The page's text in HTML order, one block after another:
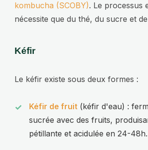
kombucha (SCOBY). Le processus
nécessite que du thé, du sucre et
Kéfir
Le kéfir existe sous deux formes :
Kéfir de fruit (kéfir d'eau) :
sucrée avec des fruits,
pétillante et acidulée en 24-48h.